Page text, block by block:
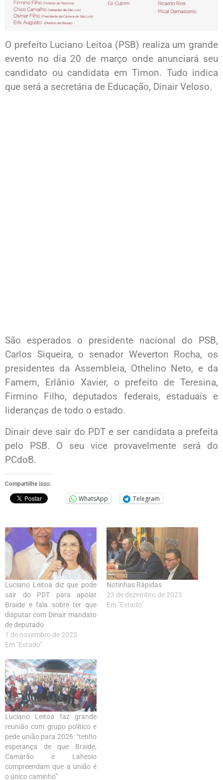
O prefeito Luciano Leitoa (PSB) realiza um grande
evento no dia 20 de março onde anunciará seu
candidato ou candidata em Timon. Tudo indica
que será a secretária de Educação, Dinair Veloso.
São esperados o presidente nacional do PSB,
Carlos Siqueira, o senador Weverton Rocha, os
presidentes da Assembleia, Othelino Neto, e da
Famem, Erlânio Xavier, o prefeito de Teresina,
Firmino Filho, deputados federais, estaduais e
lideranças de todo o estado.
Dinair deve sair do PDT e ser candidata a prefeita
pelo PSB. O seu vice provavelmente será do
PCdoB.
Compartilhe isso:
WhatsApp Telegram
Luciano Leitoa diz que pode
sair do PDT para apoiar
Braide e fala sobre ter que
disputar com Dinair mandato
de deputado
1 de novembro de 2025
Em "Estado"
Notinhas Rápidas
23 de dezembro de 2023
Em "Estado"
Luciano Leitoa faz grande
reunião com grupo político e
pede união para 2026: “tenho
esperança de que Braide,
Camarão e Lahesio
compreendam que a união é
o único caminho”